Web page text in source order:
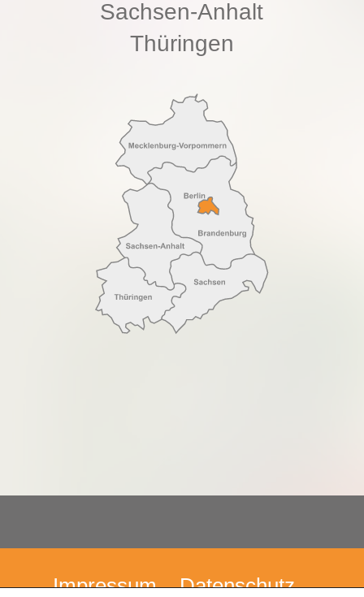
Sachsen-Anhalt
Thüringen
Impressum Datenschutz